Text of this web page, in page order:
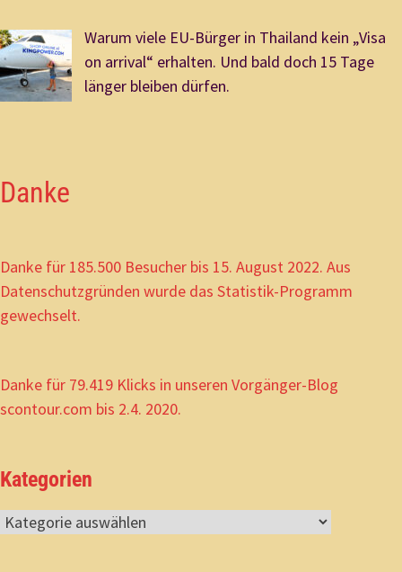
Warum viele EU-Bürger in Thailand kein „Visa
on arrival“ erhalten. Und bald doch 15 Tage
länger bleiben dürfen.
Danke
Danke für 185.500 Besucher bis 15. August 2022. Aus
Datenschutzgründen wurde das Statistik-Programm
gewechselt.
Danke für 79.419 Klicks in unseren Vorgänger-Blog
scontour.com bis 2.4. 2020.
Kategorien
Kategorien